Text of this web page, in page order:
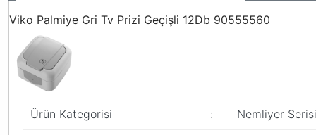
Viko Palmiye Gri Tv Prizi Geçişli 12Db 90555560
Ürün Kategorisi : Nemliyer Serisi